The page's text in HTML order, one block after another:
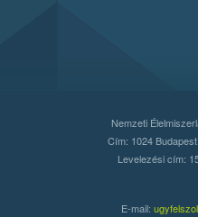
Nemzeti
Cím: 1024
Levelezési cím:
E-mail: